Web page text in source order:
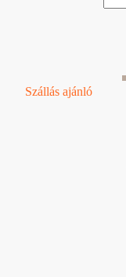
Szállás ajánló